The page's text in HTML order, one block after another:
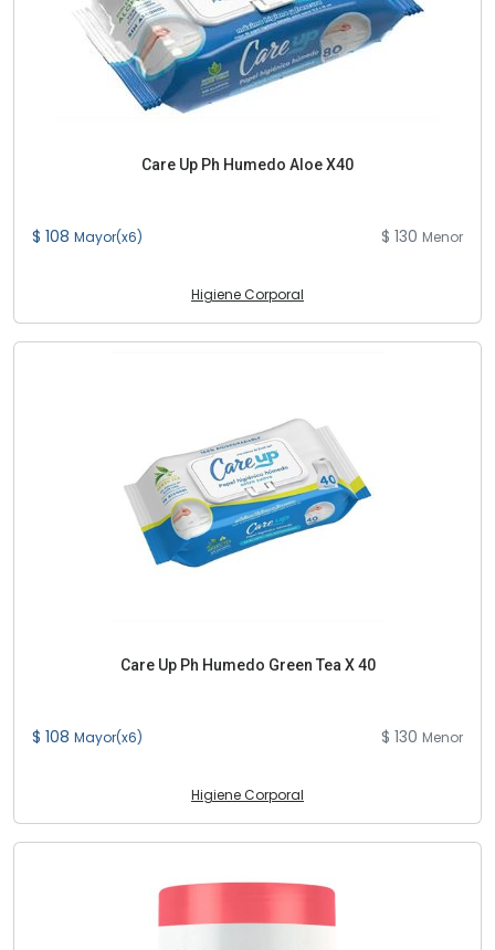
Care Up Ph Humedo Aloe X40
$ 108 Mayor(x6) $ 130 Menor
Higiene Corporal
Care Up Ph Humedo Green Tea X 40
$ 108 Mayor(x6) $ 130 Menor
Higiene Corporal